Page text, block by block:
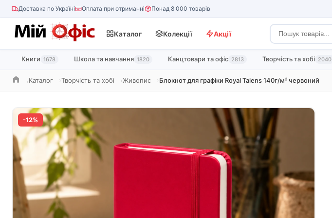
Доставка по Україні Оплата при отриманні Понад 8 000 товарів
Каталог Колекції Акції
Книги 1678 Школа та навчання 1820 Канцтовари та офіс 2813 Творчість та хобі 2040
ГоловнаКаталог Творчість та хобі Живопис Блокнот для графіки Royal Talens 140г/м² червоний
-12%